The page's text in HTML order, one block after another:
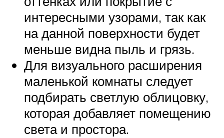
интересными узорами, так как
на данной поверхности будет
меньше видна пыль и грязь.
Для визуального расширения
маленькой комнаты следует
подбирать светлую облицовку,
которая добавляет помещению
света и простора.